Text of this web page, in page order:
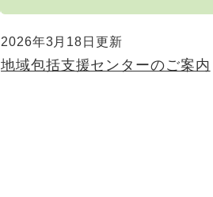
2026年3月18日更新
地域包括支援センターのご案内